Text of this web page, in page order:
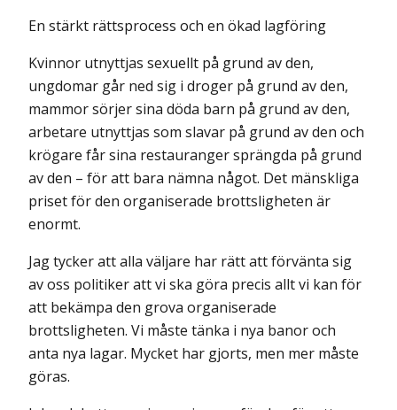
En stärkt rättsprocess och en ökad lagföring
Kvinnor utnyttjas sexuellt på grund av den,
ungdomar går ned sig i droger på grund av den,
mammor sörjer sina döda barn på grund av den,
arbetare utnyttjas som slavar på grund av den och
krögare får sina restauranger sprängda på grund
av den – för att bara nämna något. Det mänskliga
priset för den organiserade brottsligheten är
enormt.
Jag tycker att alla väljare har rätt att förvänta sig
av oss politiker att vi ska göra precis allt vi kan för
att bekämpa den grova organiserade
brottsligheten. Vi måste tänka i nya banor och
anta nya lagar. Mycket har gjorts, men mer måste
göras.